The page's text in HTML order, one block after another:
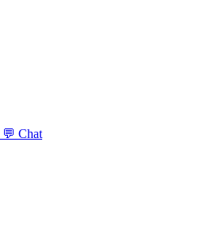
💬 Chat